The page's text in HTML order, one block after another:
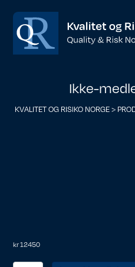
Ikke-
KVALITET OG RISIKO NORGE>
kr12450